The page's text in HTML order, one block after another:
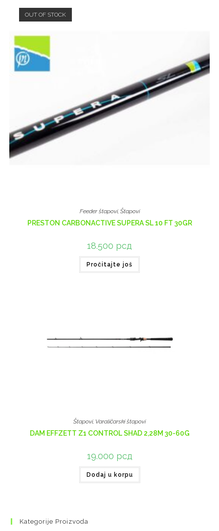
OUT OF STOCK
Feeder štapovi, Štapovi
PRESTON CARBONACTIVE SUPERA SL 10 FT 30GR
18.500 рсд
Pročitajte još
Štapovi, Varaličarski štapovi
DAM EFFZETT Z1 CONTROL SHAD 2,28M 30-60G
19.000 рсд
Dodaj u korpu
Kategorije Proizvoda